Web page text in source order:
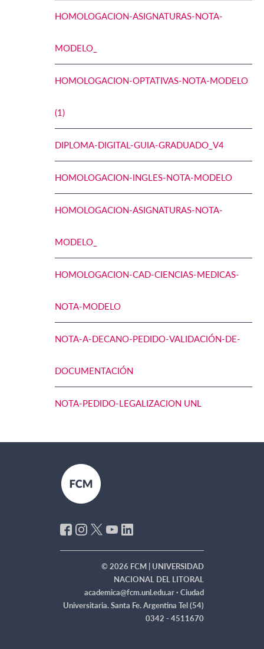
HOMOLOGACION-ASIGNATURAS-NOTA-
MODELO_
HOMOLOGACION-OPTATIVAS-NOTA-MODELO
(1)
DIPLOMA-DIGITAL-GUIA-GRADUADO_V4
HOMOLOGACION-INGLES-NOTA-MODELO
HOMOLOGACION-ASIGNATURAS-NOTA-
MODELO_
HOMOLOGACION-CAD-CIENCIAS-MEDICAS-
NOTA-MODELO
NOTA-A-DECANO-PEDIDO-VALIDACIÓN-DE-
DOCUMENTACIÓN
NOTA-PEDIDO-LEGALIZACION UNL
© 2026 FCM | UNIVERSIDAD
NACIONAL DEL LITORAL
academica@fcm.unl.edu.ar ·Ciudad
Universitaria. Santa Fe. Argentina Tel (54)
0342 - 4511670